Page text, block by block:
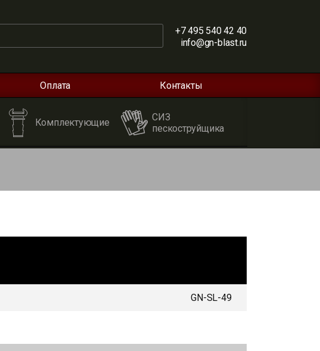
+7 495 540 42 40
info@gn-blast.ru
Оплата Контакты
Комплектующие
СИЗ
пескоструйщика
GN-SL-49